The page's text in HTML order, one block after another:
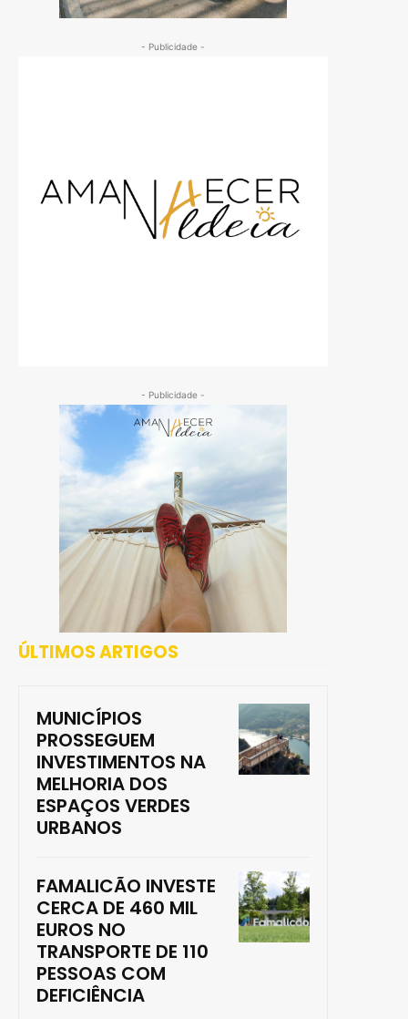
- Publicidade -
- Publicidade -
ÚLTIMOS ARTIGOS
MUNICÍPIOS
PROSSEGUEM
INVESTIMENTOS NA
MELHORIA DOS
ESPAÇOS VERDES
URBANOS
FAMALICÃO INVESTE
CERCA DE 460 MIL
EUROS NO
TRANSPORTE DE 110
PESSOAS COM
DEFICIÊNCIA